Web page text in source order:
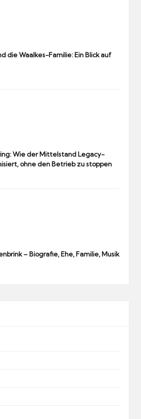
die Waalkes-Familie: Ein Blick auf
Wie der Mittelstand Legacy-
ohne den Betrieb zu stoppen
– Biografie, Ehe, Familie, Musik